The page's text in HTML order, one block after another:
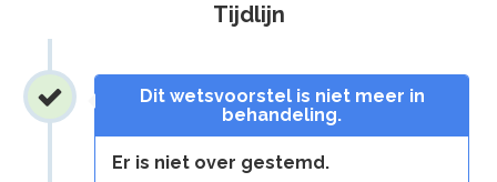
Tijdlijn
Dit wetsvoorstel is niet meer in
behandeling.
Er is niet over gestemd.